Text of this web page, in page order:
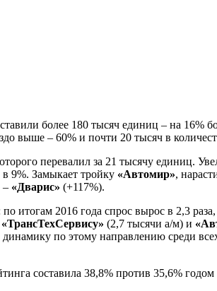
более 180 тысяч единиц – на 16%
выше – 60% и почти 20 тысяч в
перевалил за 21 тысячу единиц.
9%. Замыкает тройку «Автомир»,
– «Дварис» (+117%).
по итогам 2016 года спрос вырос в 2,3
«ТрансТехСервису» (2,7 тысячи а/м) и
по этому направлению среди
составила 38,8% против 35,6%